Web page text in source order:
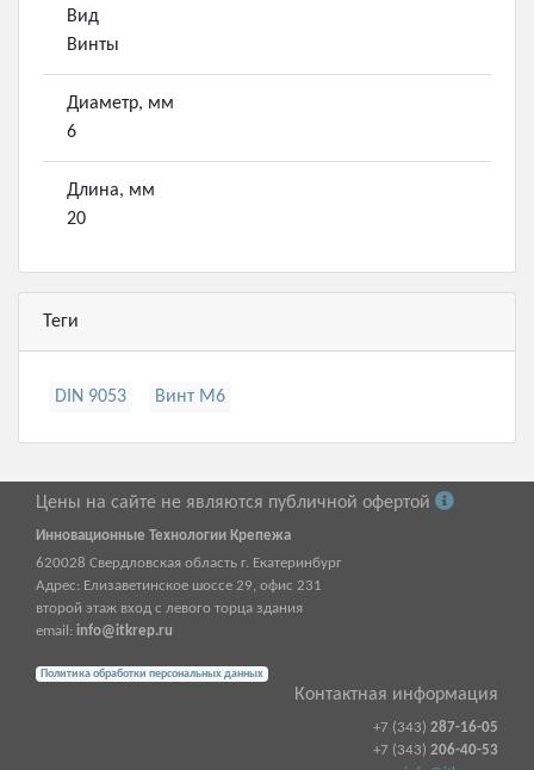
Вид
Винты
Диаметр, мм
6
Длина, мм
20
Теги
DIN 9053 Винт М6
Цены на сайте не являются публичной офертой
Инновационные Технологии Крепежа
620028 Свердловская область г. Екатеринбург
Адрес: Елизаветинское шоссе 29, офис 231
второй этаж вход с левого торца здания
email: info@itkrep.ru
Политика обработки персональных данных
Контактная информация
+7 (343) 287-16-05
+7 (343) 206-40-53